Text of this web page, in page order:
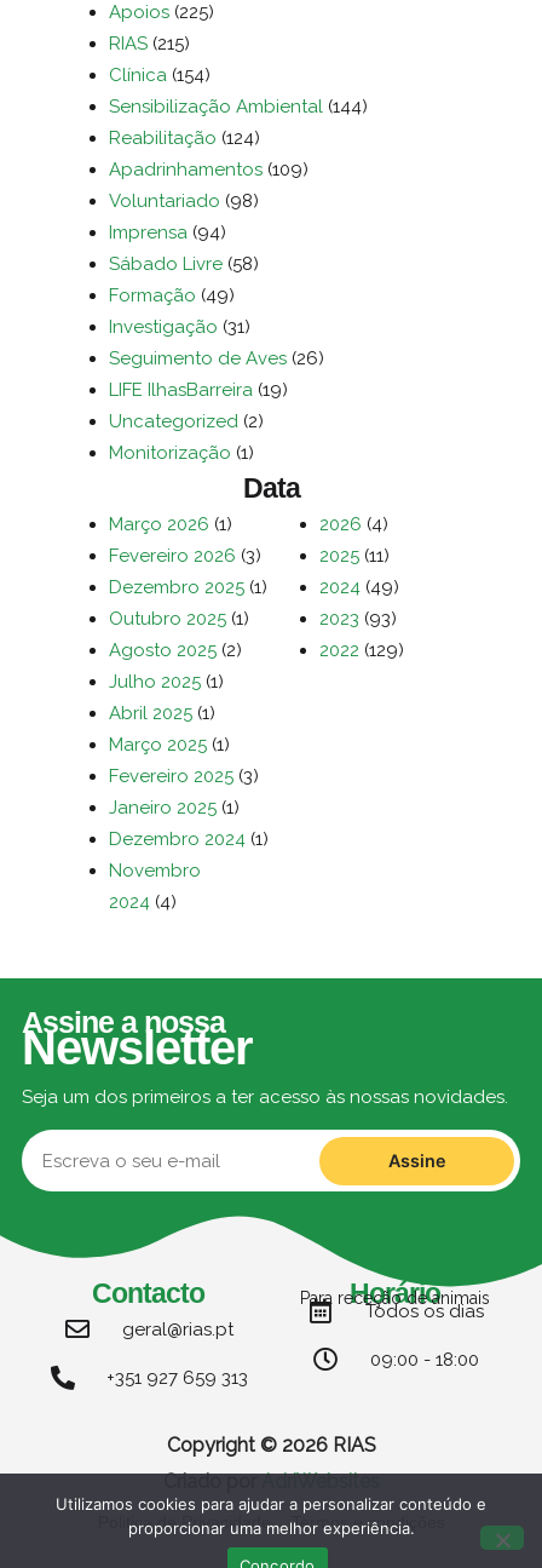
Apoios (225)
RIAS (215)
Clínica (154)
Sensibilização Ambiental (144)
Reabilitação (124)
Apadrinhamentos (109)
Voluntariado (98)
Imprensa (94)
Sábado Livre (58)
Formação (49)
Investigação (31)
Seguimento de Aves (26)
LIFE IlhasBarreira (19)
Uncategorized (2)
Monitorização (1)
Data
Março 2026 (1)
Fevereiro 2026 (3)
Dezembro 2025 (1)
Outubro 2025 (1)
Agosto 2025 (2)
Julho 2025 (1)
Abril 2025 (1)
Março 2025 (1)
Fevereiro 2025 (3)
Janeiro 2025 (1)
Dezembro 2024 (1)
Novembro
2024 (4)
2026 (4)
2025 (11)
2024 (49)
2023 (93)
2022 (129)
Assine a nossa
Newsletter
Seja um dos primeiros a ter acesso às nossas novidades.
Assine
Contacto
geral@rias.pt
+351 927 659 313
Horário
Para receção de animais
Todos os dias
09:00 - 18:00
Copyright © 2026 RIAS
Politica de Privacidade Termos e condições
Utilizamos cookies para ajudar a personalizar conteúdo e
proporcionar uma melhor experiência.